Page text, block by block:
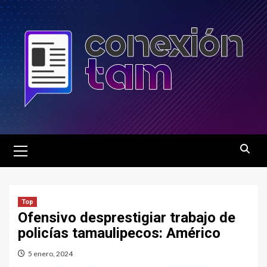
Saltar
al
contenido
principal
Top
Ofensivo desprestigiar trabajo de
policías tamaulipecos: Américo
5 enero, 2024